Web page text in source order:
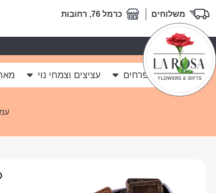
משלוחים כרמל 76, רחובות
לה רוזה פרחים עציצים וצמחי נוי